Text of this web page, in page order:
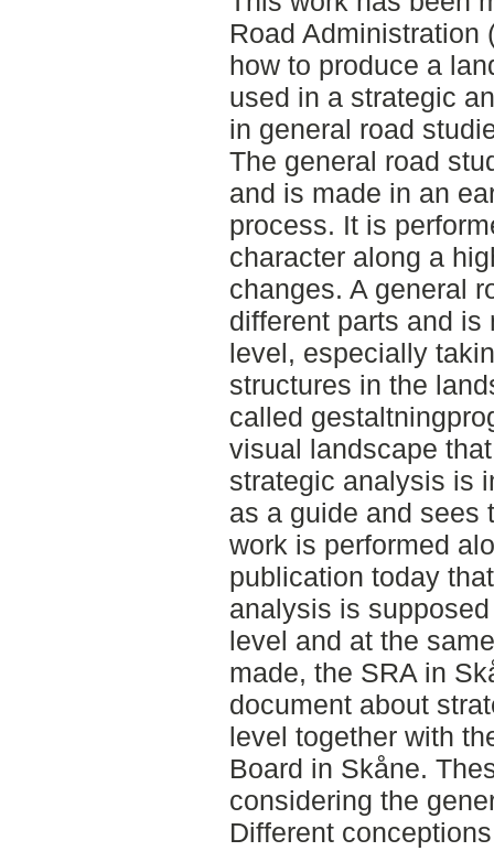
Road Administration
how to produce a
used in a strategic
in general road
The general road
and is made in an
process. It is
character along a
changes. A general
different parts and is
level, especially
structures in the
called
visual landscape
strategic analysis is
as a guide and sees
work is performed
publication today
analysis is
level and at the
made, the SRA in
document about
level together with
Board in Skåne.
considering the
Different